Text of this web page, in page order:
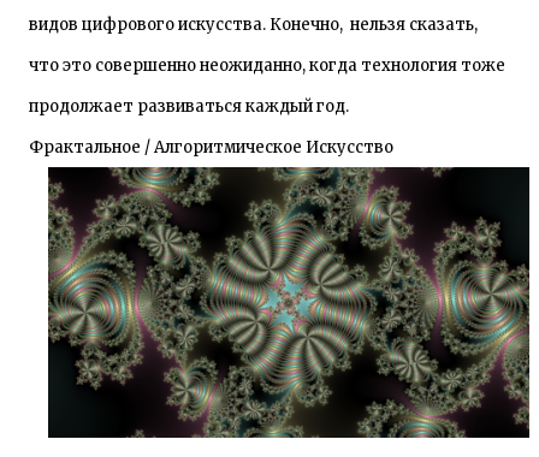
видов цифрового искусства. Конечно, нельзя сказать,
что это совершенно неожиданно, когда технология тоже
продолжает развиваться каждый год.
Фрактальное / Алгоритмическое Искусство